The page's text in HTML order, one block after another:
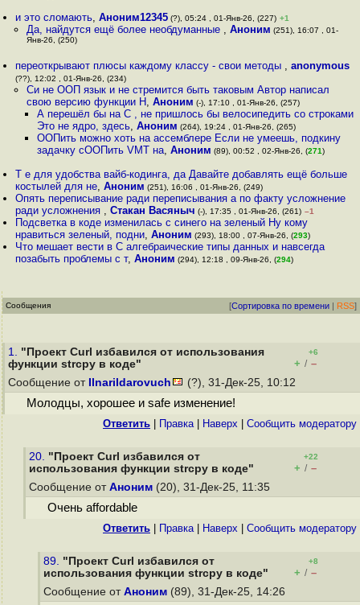
и это сломають,Аноним12345 (?), 05:24 , 01-Янв-26, (227) +1
Да, найдутся ещё более необдуманные , Аноним (251), 16:07 , 01-
Янв-26, (250)
переоткрывают плюсы каждому классу - свои методы ,anonymous
(??), 12:02 , 01-Янв-26, (234)
Си не ООП язык и не стремится быть таковым Автор написал
свою версию функции Н, Аноним (-), 17:10 , 01-Янв-26, (257)
А перешёл бы на C , не пришлось бы велосипедить со строками
Это не ядро, здесь, Аноним (264), 19:24 , 01-Янв-26, (265)
ООПить можно хоть на ассемблере Если не умеешь, подкину
задачку сООПить VMT на, Аноним (89), 00:52 , 02-Янв-26, (271)
Т е для удобства вайб-кодинга, да Давайте добавлять ещё больше
костылей для не,Аноним (251), 16:06 , 01-Янв-26, (249)
Опять переписывание ради переписывания а по факту усложнение
ради усложнения ,Стакан Васяныч (-), 17:35 , 01-Янв-26, (261) –1
Подсветка в коде изменилась с синего на зеленый Ну кому
нравиться зеленый, подни,Аноним (293), 18:00 , 07-Янв-26, (293)
Что мешает вести в C алгебраические типы данных и навсегда
позабыть проблемы с т,Аноним (294), 12:18 , 09-Янв-26, (294)
Сообщения [Сортировка по времени | RSS]
1. "Проект Curl избавился от использования
функции strcpy в коде"
+6
+ / –
Сообщение от
Ilnarildarovuch (?), 31-Дек-25, 10:12
Молодцы, хорошее и safe изменение!
Ответить Правка| Наверх Cообщить модератору
20. "Проект Curl избавился от
использования функции strcpy в коде"
+22
+ / –
Сообщение от Аноним (20), 31-Дек-25, 11:35
Очень affordable
Ответить Правка| Наверх Cообщить модератору
89. "Проект Curl избавился от
использования функции strcpy в коде"
+8
+ / –
Сообщение от Аноним (89), 31-Дек-25, 14:26